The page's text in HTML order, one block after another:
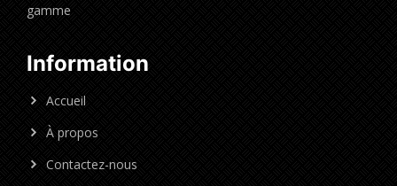
gamme
Information
Accueil
À propos
Contactez-nous